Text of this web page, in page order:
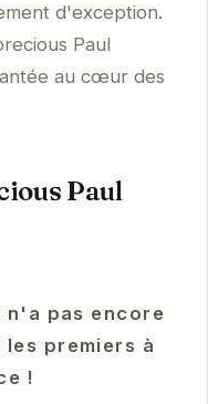
d'exception.
Paul
au cœur des
Paul
pas encore
premiers à
!